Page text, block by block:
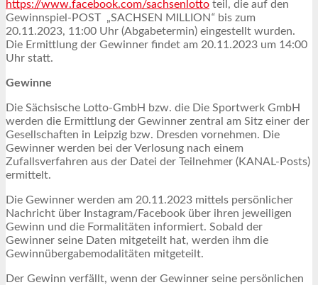
https://www.facebook.com/sachsenlotto teil, die auf den
Gewinnspiel-POST „SACHSEN MILLION“ bis zum
20.11.2023, 11:00 Uhr (Abgabetermin) eingestellt wurden.
Die Ermittlung der Gewinner findet am 20.11.2023 um 14:00
Uhr statt.
Gewinne
Die Sächsische Lotto-GmbH bzw. die Die Sportwerk GmbH
werden die Ermittlung der Gewinner zentral am Sitz einer der
Gesellschaften in Leipzig bzw. Dresden vornehmen. Die
Gewinner werden bei der Verlosung nach einem
Zufallsverfahren aus der Datei der Teilnehmer (KANAL-Posts)
ermittelt.
Die Gewinner werden am 20.11.2023 mittels persönlicher
Nachricht über Instagram/Facebook über ihren jeweiligen
Gewinn und die Formalitäten informiert. Sobald der
Gewinner seine Daten mitgeteilt hat, werden ihm die
Gewinnübergabemodalitäten mitgeteilt.
Der Gewinn verfällt, wenn der Gewinner seine persönlichen